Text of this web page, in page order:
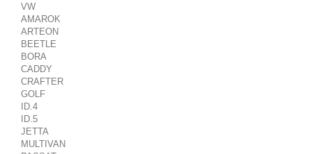
VW
AMAROK
ARTEON
BEETLE
BORA
CADDY
CRAFTER
GOLF
ID.4
ID.5
JETTA
MULTIVAN